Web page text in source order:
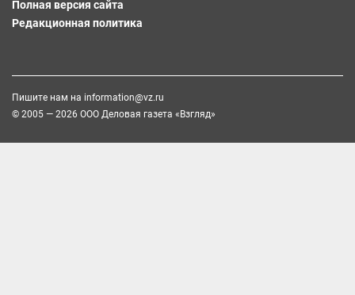
Полная версия сайта
Редакционная политика
Пишите нам на information@vz.ru
© 2005 — 2026 ООО Деловая газета «Взгляд»